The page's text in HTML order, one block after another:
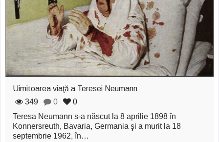
zburătoare în Mexic
Magia în Thailanda
Madona lacrimilor
din Siracusa
Uimitoarea viaţă a
Teresei Neumann
Derba, un oraş
Uimitoarea viaţă a Teresei Neumann
349
0
0
Teresa Neumann s-a născut la 8 aprilie 1898 în
Konnersreuth, Bavaria, Germania şi a murit la 18
septembrie 1962, în…